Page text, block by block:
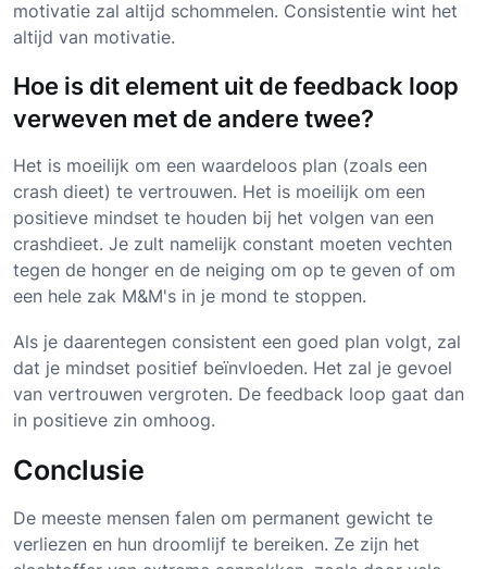
motivatie zal altijd schommelen. Consistentie wint het
altijd van motivatie.
Hoe is dit element uit de feedback loop
verweven met de andere twee?
Het is moeilijk om een waardeloos plan (zoals een
crash dieet) te vertrouwen. Het is moeilijk om een
positieve mindset te houden bij het volgen van een
crashdieet. Je zult namelijk constant moeten vechten
tegen de honger en de neiging om op te geven of om
een hele zak M&M's in je mond te stoppen.
Als je daarentegen consistent een goed plan volgt, zal
dat je mindset positief beïnvloeden. Het zal je gevoel
van vertrouwen vergroten. De feedback loop gaat dan
in positieve zin omhoog.
Conclusie
De meeste mensen falen om permanent gewicht te
verliezen en hun droomlijf te bereiken. Ze zijn het